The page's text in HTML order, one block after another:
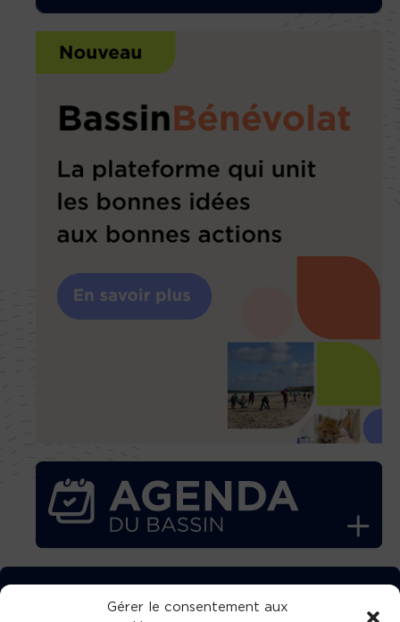
Gérer le consentement aux
TÉLÉCHARGEZ GRATUITEMENT